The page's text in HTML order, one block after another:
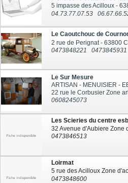
04.73.77.07.53
Le Caoutchouc de
2 rue de Perignat - 63800
0473848221
0473845931
Le Sur Mesure
ARTISAN - MENUISIER -
0608245073
Les Scieries du centre
0473846513
Loirmat
0473848600